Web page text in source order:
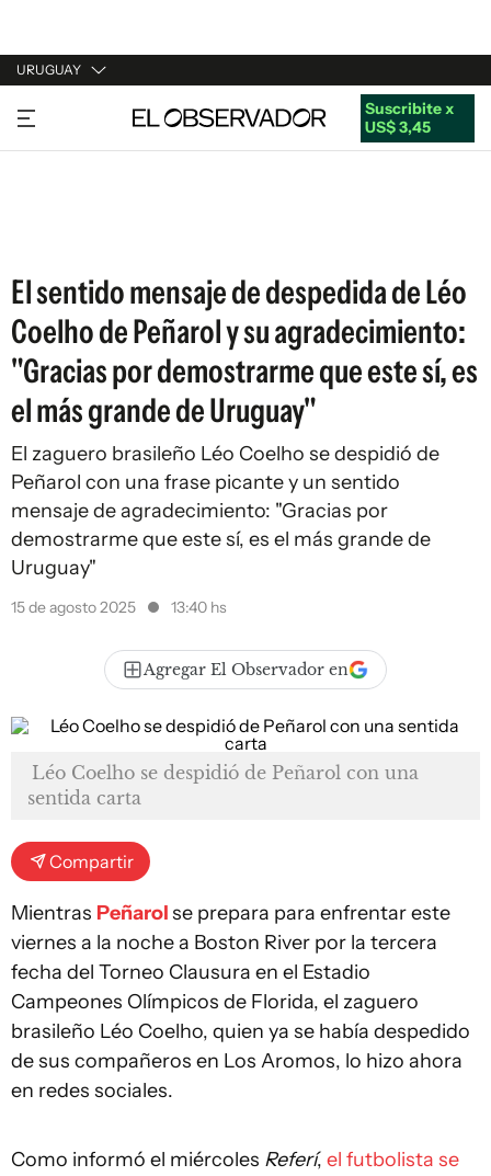
URUGUAY
URUGUAY
ARGENTINA
Suscribite x
US$ 3,45
El sentido mensaje de despedida de Léo
Coelho de Peñarol y su agradecimiento:
"Gracias por demostrarme que este sí, es
el más grande de Uruguay"
El zaguero brasileño Léo Coelho se despidió de
Peñarol con una frase picante y un sentido
mensaje de agradecimiento: "Gracias por
demostrarme que este sí, es el más grande de
Uruguay"
15 de agosto 2025 13:40 hs
Agregar El Observador en
Léo Coelho se despidió de Peñarol con una
sentida carta
Compartir
Mientras Peñarolse prepara para enfrentar este
viernes a la noche a Boston River por la tercera
fecha del Torneo Clausura en el Estadio
Campeones Olímpicos de Florida, el zaguero
brasileño Léo Coelho, quien ya se había despedido
de sus compañeros en Los Aromos, lo hizo ahora
en redes sociales.
Como informó el miércoles Referí, el futbolista se